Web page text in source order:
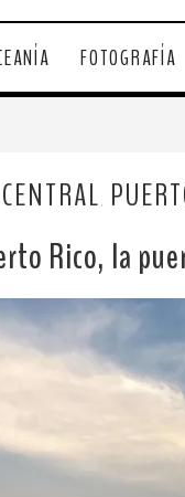
FOTOGRAFÍA
Rico, la